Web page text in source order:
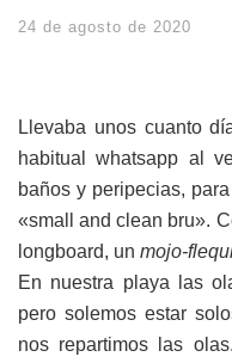
24 de agosto de 2020
Llevaba unos cuanto
habitual whatsapp al
baños y peripecias,
«small and clean bru».
longboard, un mojo-
En nuestra playa las
pero solemos estar
nos repartimos las